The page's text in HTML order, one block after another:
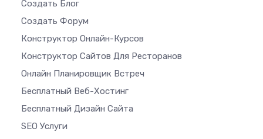
Создать Блог
Создать Форум
Конструктор Онлайн-Курсов
Конструктор Сайтов Для Ресторанов
Онлайн Планировщик Встреч
Бесплатный Веб-Хостинг
Бесплатный Дизайн Сайта
SEO Услуги